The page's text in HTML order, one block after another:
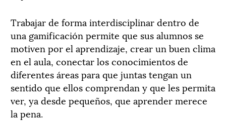
Trabajar de forma interdisciplinar dentro de
una gamificación permite que sus alumnos se
motiven por el aprendizaje, crear un buen clima
en el aula, conectar los conocimientos de
diferentes áreas para que juntas tengan un
sentido que ellos comprendan y que les permita
ver, ya desde pequeños, que aprender merece
la pena.